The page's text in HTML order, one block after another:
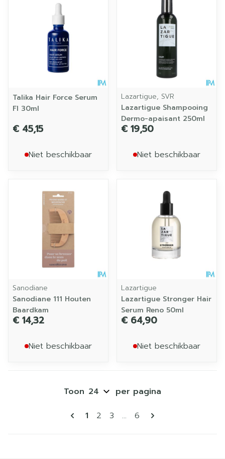
Talika Hair Force Serum
Fl 30ml
€ 45,15
Niet beschikbaar
Lazartigue, SVR
Lazartigue Shampooing
Dermo-apaisant 250ml
€ 19,50
Niet beschikbaar
Sanodiane
Sanodiane 111 Houten
Baardkam
€ 14,32
Niet beschikbaar
Lazartigue
Lazartigue Stronger Hair
Serum Reno 50ml
€ 64,90
Niet beschikbaar
Pagina's
U lees momenteel pagina
1 Pagina
2 Pagina
3 ... Pagina
6
Toon per pagina